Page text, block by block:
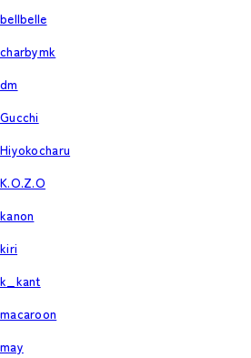
bellbelle
charbymk
dm
Gucchi
Hiyokocharu
K.O.Z.O
kanon
kiri
k_kant
macaroon
may